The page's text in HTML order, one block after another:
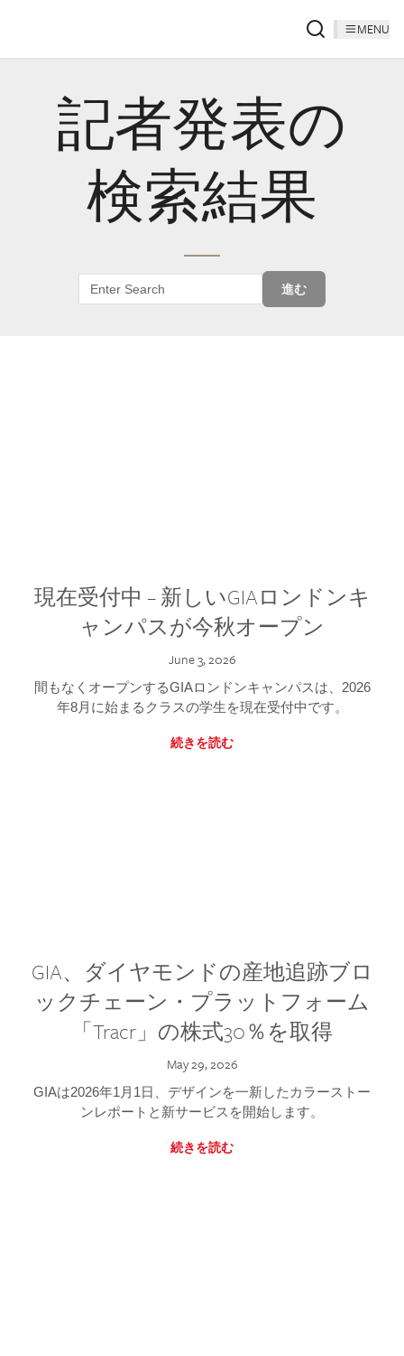
MENU
記者発表の
検索結果
進む
現在受付中 – 新しいGIAロンドンキ
ャンパスが今秋オープン
June 3, 2026
間もなくオープンするGIAロンドンキャンパスは、2026
年8月に始まるクラスの学生を現在受付中です。
続きを読む
GIA、ダイヤモンドの産地追跡ブロ
ックチェーン・プラットフォーム
「Tracr」の株式30％を取得
May 29, 2026
GIAは2026年1月1日、デザインを一新したカラーストー
ンレポートと新サービスを開始します。
続きを読む